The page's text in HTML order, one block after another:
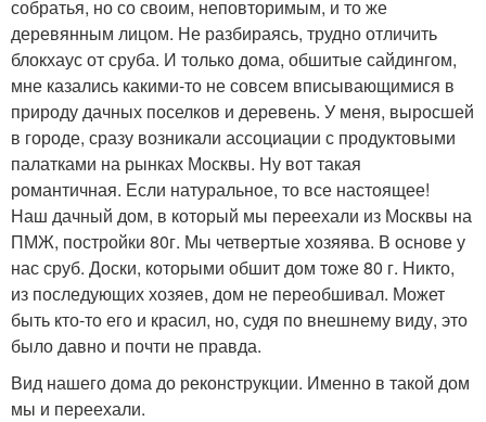
собратья, но со своим, неповторимым, и то же
деревянным лицом. Не разбираясь, трудно отличить
блокхаус от сруба. И только дома, обшитые сайдингом,
мне казались какими-то не совсем вписывающимися в
природу дачных поселков и деревень. У меня, выросшей
в городе, сразу возникали ассоциации с продуктовыми
палатками на рынках Москвы. Ну вот такая
романтичная. Если натуральное, то все настоящее!
Наш дачный дом, в который мы переехали из Москвы на
ПМЖ, постройки 80г. Мы четвертые хозяява. В основе у
нас сруб. Доски, которыми обшит дом тоже 80 г. Никто,
из последующих хозяев, дом не переобшивал. Может
быть кто-то его и красил, но, судя по внешнему виду, это
было давно и почти не правда.
Вид нашего дома до реконструкции. Именно в такой дом
мы и переехали.